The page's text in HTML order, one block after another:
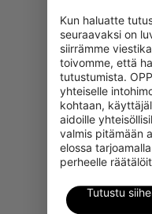
Kun haluatte
seuraavaksi on
siirrämme
toivomme, että
tutustumista.
yhteiselle
kohtaan,
aidoille
valmis pitämään
elossa
perheelle
Tutustu